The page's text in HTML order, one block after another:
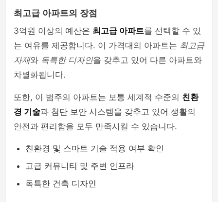
최고급 아파트의 장점
3억원 이상의 예산은 최고급 아파트를 선택할 수 있
는 여유를 제공합니다. 이 가격대의 아파트는 최고급
자재와 독특한 디자인을 갖추고 있어 다른 아파트와
차별화됩니다.
또한, 이 범주의 아파트는 보통 세계적 수준의 친환
경 기술과 첨단 보안 시스템을 갖추고 있어 생활의
안전과 편리함을 모두 만족시킬 수 있습니다.
친환경 및 스마트 기술 적용 여부 확인
고급 커뮤니티 및 주변 인프라
독특한 건축 디자인